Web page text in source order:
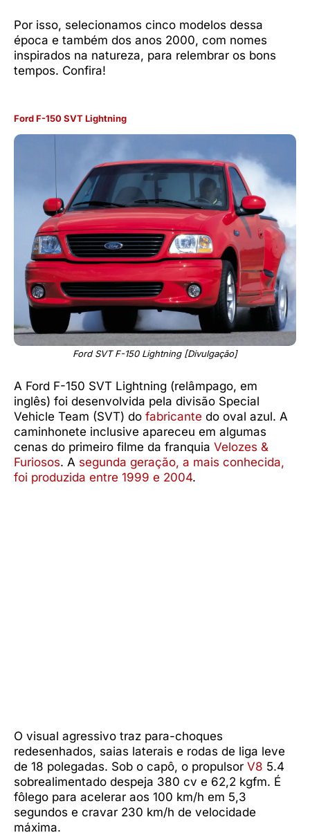
Por isso, selecionamos cinco modelos dessa
época e também dos anos 2000, com nomes
inspirados na natureza, para relembrar os bons
tempos. Confira!
Ford F-150 SVT Lightning
Ford SVT F-150 Lightning [Divulgação]
A Ford F-150 SVT Lightning (relâmpago, em
inglês) foi desenvolvida pela divisão Special
Vehicle Team (SVT) do fabricante do oval azul. A
caminhonete inclusive apareceu em algumas
cenas do primeiro filme da franquia Velozes &
Furiosos. A segunda geração, a mais conhecida,
foi produzida entre 1999 e 2004.
O visual agressivo traz para-choques
redesenhados, saias laterais e rodas de liga leve
de 18 polegadas. Sob o capô, o propulsor V8 5.4
sobrealimentado despeja 380 cv e 62,2 kgfm. É
fôlego para acelerar aos 100 km/h em 5,3
segundos e cravar 230 km/h de velocidade
máxima.